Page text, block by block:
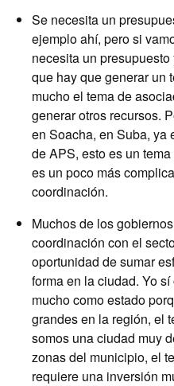
Se necesita un
ejemplo ahí, pero si
necesita un
que hay que generar un
mucho el tema de
generar otros recursos.
en Soacha, en Suba, ya
de APS, esto es un
es un poco más
coordinación.
Muchos de los
coordinación con el
oportunidad de sumar
forma en la ciudad. Yo
mucho como estado
grandes en la región, el
somos una ciudad muy
zonas del municipio, el
requiere una inversión